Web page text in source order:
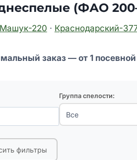
(ФАО
Машук-220 · Краснодарский-
заказ — от 1
Группа спелости:
фильтры